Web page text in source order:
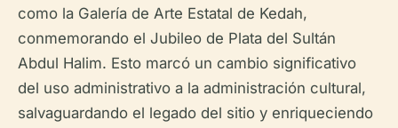
como la Galería de Arte Estatal de Kedah,
conmemorando el Jubileo de Plata del Sultán
Abdul Halim. Esto marcó un cambio significativo
del uso administrativo a la administración cultural,
salvaguardando el legado del sitio y enriqueciendo